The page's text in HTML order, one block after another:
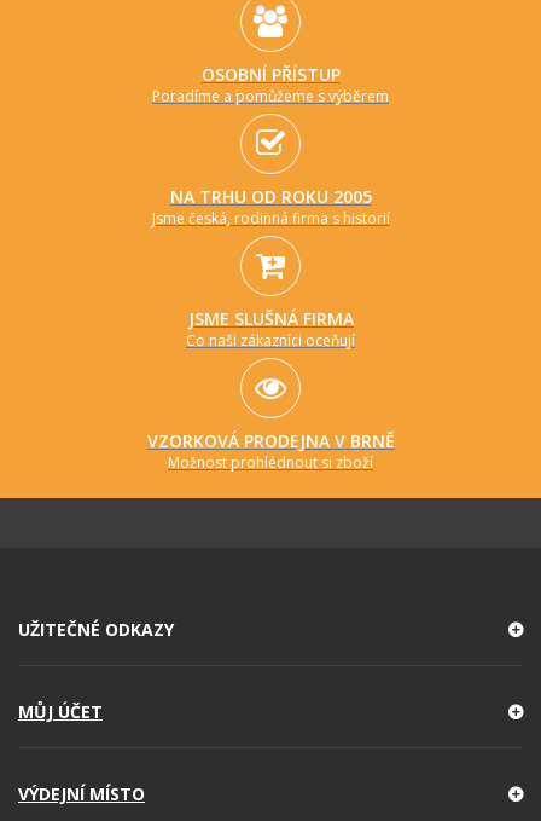
OSOBNÍ PŘÍSTUP
Poradíme a pomůžeme s výběrem
NA TRHU OD ROKU 2005
Jsme česká, rodinná firma s historií
JSME SLUŠNÁ FIRMA
Co naši zákazníci oceňují
VZORKOVÁ PRODEJNA V BRNĚ
Možnost prohlédnout si zboží
UŽITEČNÉ ODKAZY
MŮJ ÚČET
VÝDEJNÍ MÍSTO